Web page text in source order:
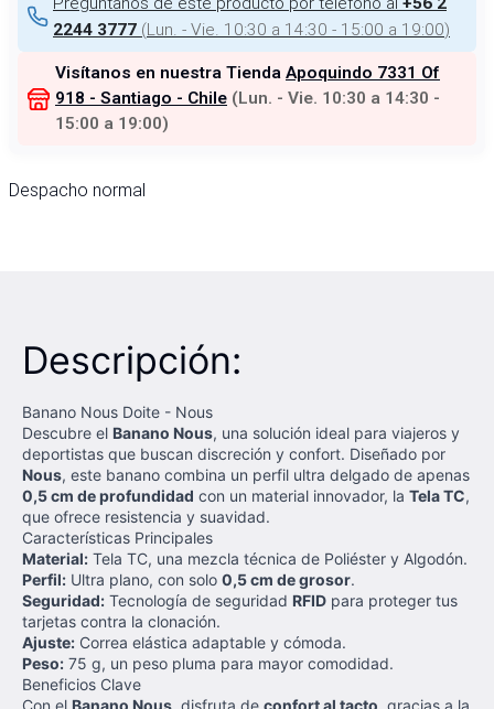
2244 3777 (Lun. - Vie. 10:30 a 14:30 - 15:00 a 19:00)
Visítanos en nuestra Tienda Apoquindo 7331 Of
918 - Santiago - Chile (Lun. - Vie. 10:30 a 14:30 -
15:00 a 19:00)
Despacho normal
Descripción:
Banano Nous Doite - Nous
Descubre el Banano Nous, una solución ideal para viajeros y
deportistas que buscan discreción y confort. Diseñado por
Nous, este banano combina un perfil ultra delgado de apenas
0,5 cm de profundidad con un material innovador, la Tela TC,
que ofrece resistencia y suavidad.
Características Principales
Material: Tela TC, una mezcla técnica de Poliéster y Algodón.
Perfil: Ultra plano, con solo 0,5 cm de grosor.
Seguridad: Tecnología de seguridad RFID para proteger tus
tarjetas contra la clonación.
Ajuste: Correa elástica adaptable y cómoda.
Peso: 75 g, un peso pluma para mayor comodidad.
Beneficios Clave
Con el Banano Nous, disfruta de confort al tacto, gracias a la